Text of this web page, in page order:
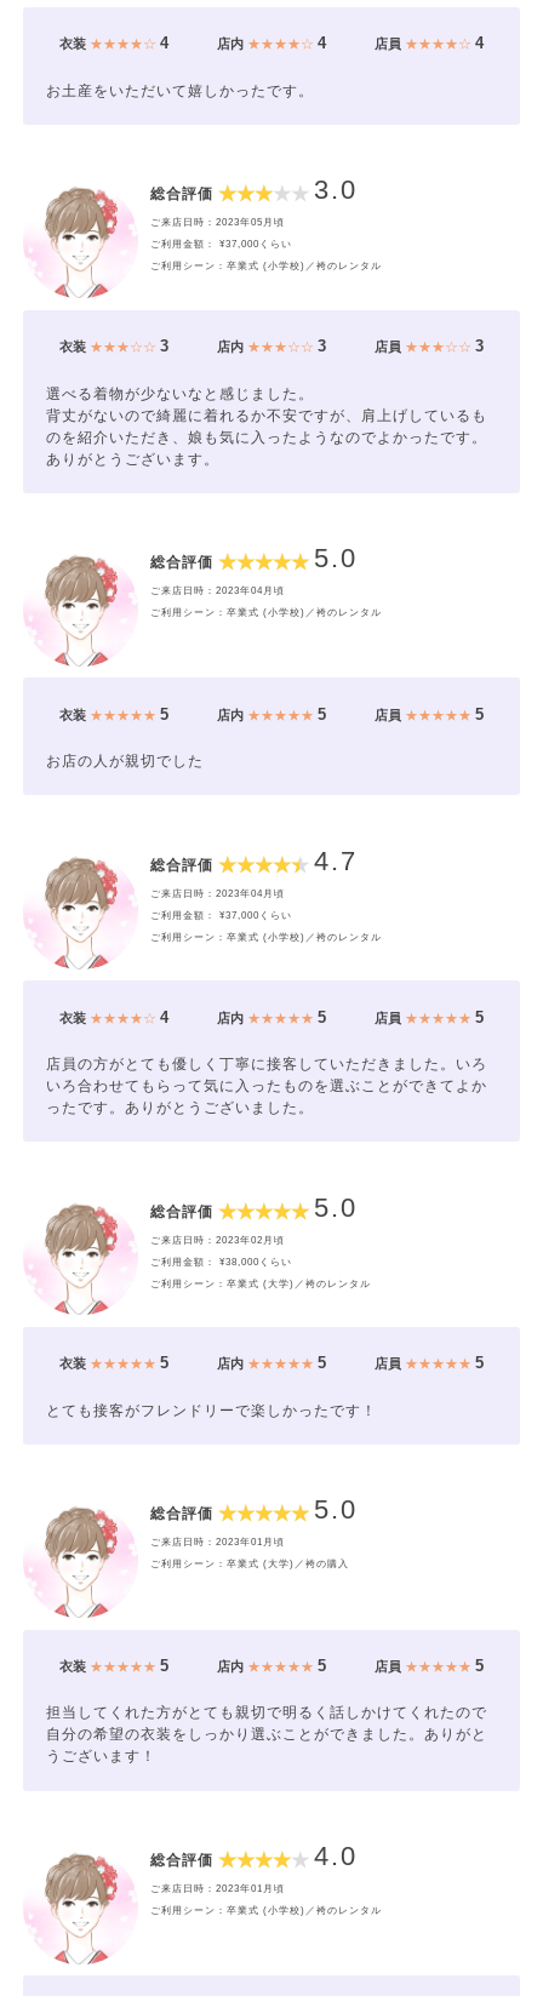
衣装★★★★☆ 4 店内★★★★☆ 4 店員 ★★★★☆4
お土産をいただいて嬉しかったです。
総合評価 3.0
ご来店日時：2023年05月頃
ご利用金額： ¥37,000くらい
ご利用シーン：卒業式 (小学校)／袴のレンタル
衣装★★★☆☆ 3 店内★★★☆☆ 3 店員 ★★★☆☆3
選べる着物が少ないなと感じました。
背丈がないので綺麗に着れるか不安ですが、肩上げしているも
のを紹介いただき、娘も気に入ったようなのでよかったです。
ありがとうございます。
総合評価 5.0
ご来店日時：2023年04月頃
ご利用シーン：卒業式 (小学校)／袴のレンタル
衣装★★★★★ 5 店内★★★★★ 5 店員 ★★★★★5
お店の人が親切でした
総合評価 4.7
ご来店日時：2023年04月頃
ご利用金額： ¥37,000くらい
ご利用シーン：卒業式 (小学校)／袴のレンタル
衣装★★★★☆ 4 店内★★★★★ 5 店員 ★★★★★5
店員の方がとても優しく丁寧に接客していただきました。いろ
いろ合わせてもらって気に入ったものを選ぶことができてよか
ったです。ありがとうございました。
総合評価 5.0
ご来店日時：2023年02月頃
ご利用金額： ¥38,000くらい
ご利用シーン：卒業式 (大学)／袴のレンタル
衣装★★★★★ 5 店内★★★★★ 5 店員 ★★★★★5
とても接客がフレンドリーで楽しかったです！
総合評価 5.0
ご来店日時：2023年01月頃
ご利用シーン：卒業式 (大学)／袴の購入
衣装★★★★★ 5 店内★★★★★ 5 店員 ★★★★★5
担当してくれた方がとても親切で明るく話しかけてくれたので
自分の希望の衣装をしっかり選ぶことができました。ありがと
うございます！
総合評価 4.0
ご来店日時：2023年01月頃
ご利用シーン：卒業式 (小学校)／袴のレンタル